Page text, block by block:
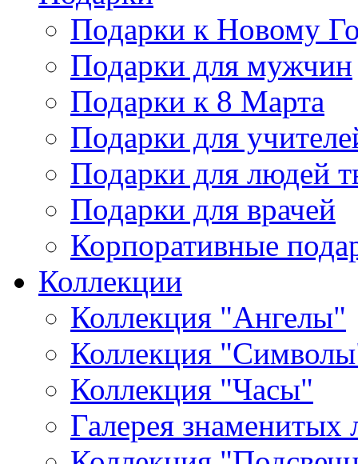
Подарки к Новому
Подарки для мужчин
Подарки к 8 Марта
Подарки для
Подарки для людей
Подарки для врачей
Корпоративные
Коллекции
Коллекция "Ангелы"
Коллекция
Коллекция "Часы"
Галерея знаменитых